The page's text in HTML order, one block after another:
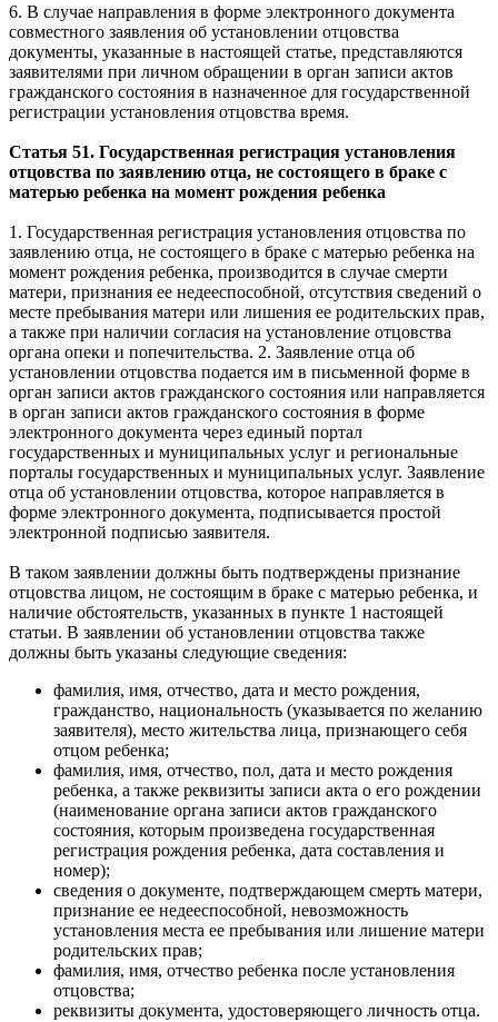
6. В случае направления в форме электронного документа
совместного заявления об установлении отцовства
документы, указанные в настоящей статье, представляются
заявителями при личном обращении в орган записи актов
гражданского состояния в назначенное для государственной
регистрации установления отцовства время.
Статья 51. Государственная регистрация установления
отцовства по заявлению отца, не состоящего в браке с
матерью ребенка на момент рождения ребенка
1. Государственная регистрация установления отцовства по
заявлению отца, не состоящего в браке с матерью ребенка на
момент рождения ребенка, производится в случае смерти
матери, признания ее недееспособной, отсутствия сведений о
месте пребывания матери или лишения ее родительских прав,
а также при наличии согласия на установление отцовства
органа опеки и попечительства. 2. Заявление отца об
установлении отцовства подается им в письменной форме в
орган записи актов гражданского состояния или направляется
в орган записи актов гражданского состояния в форме
электронного документа через единый портал
государственных и муниципальных услуг и региональные
порталы государственных и муниципальных услуг. Заявление
отца об установлении отцовства, которое направляется в
форме электронного документа, подписывается простой
электронной подписью заявителя.
В таком заявлении должны быть подтверждены признание
отцовства лицом, не состоящим в браке с матерью ребенка, и
наличие обстоятельств, указанных в пункте 1 настоящей
статьи. В заявлении об установлении отцовства также
должны быть указаны следующие сведения:
фамилия, имя, отчество, дата и место рождения,
гражданство, национальность (указывается по желанию
заявителя), место жительства лица, признающего себя
отцом ребенка;
фамилия, имя, отчество, пол, дата и место рождения
ребенка, а также реквизиты записи акта о его рождении
(наименование органа записи актов гражданского
состояния, которым произведена государственная
регистрация рождения ребенка, дата составления и
номер);
сведения о документе, подтверждающем смерть матери,
признание ее недееспособной, невозможность
установления места ее пребывания или лишение матери
родительских прав;
фамилия, имя, отчество ребенка после установления
отцовства;
реквизиты документа, удостоверяющего личность отца.